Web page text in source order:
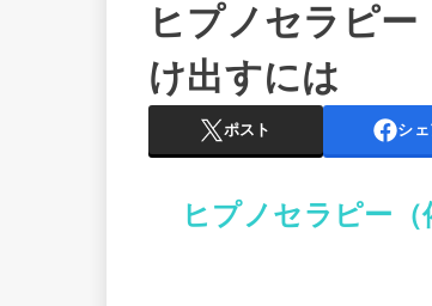
ヒプノセラピ
け出すには
ポスト シ
ヒプノセラピー